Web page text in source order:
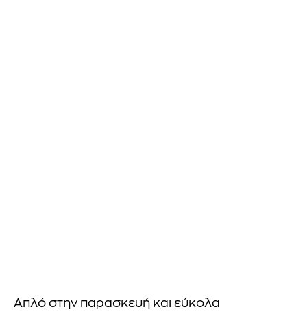
Απλό στην παρασκευή και εύκολα